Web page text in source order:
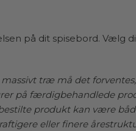
på dit spisebord. Vælg
træ må det
på færdigbehandlede
produkt kan være
eller finere